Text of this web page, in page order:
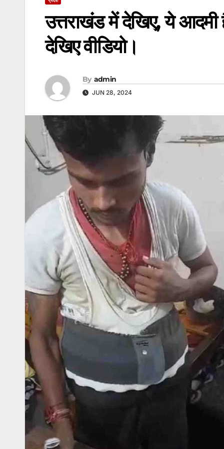
उत्तराखंड में देखिए, ये आदमी
देखिए वीडियो।
By admin
JUN 28, 2024